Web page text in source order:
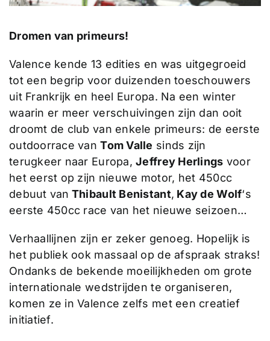
Dromen van primeurs!
Valence kende 13 edities en was uitgegroeid
tot een begrip voor duizenden toeschouwers
uit Frankrijk en heel Europa. Na een winter
waarin er meer verschuivingen zijn dan ooit
droomt de club van enkele primeurs: de eerste
outdoorrace vanTom Valle sinds zijn
terugkeer naar Europa,Jeffrey Herlings voor
het eerst op zijn nieuwe motor, het 450cc
debuut van Thibault Benistant, Kay de Wolf‘s
eerste 450cc race van het nieuwe seizoen…
Verhaallijnen zijn er zeker genoeg. Hopelijk is
het publiek ook massaal op de afspraak straks!
Ondanks de bekende moeilijkheden om grote
internationale wedstrijden te organiseren,
komen ze in Valence zelfs met een creatief
initiatief.